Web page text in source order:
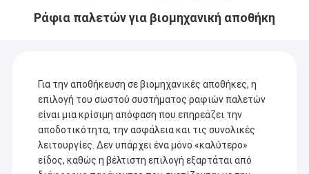
Ράφια παλετών για βιομηχανική αποθήκη
Για την αποθήκευση σε βιομηχανικές αποθήκες, η
επιλογή του σωστού συστήματος ραφιών παλετών
είναι μια κρίσιμη απόφαση που επηρεάζει την
αποδοτικότητα, την ασφάλεια και τις συνολικές
λειτουργίες. Δεν υπάρχει ένα μόνο «καλύτερο»
είδος, καθώς η βέλτιστη επιλογή εξαρτάται από